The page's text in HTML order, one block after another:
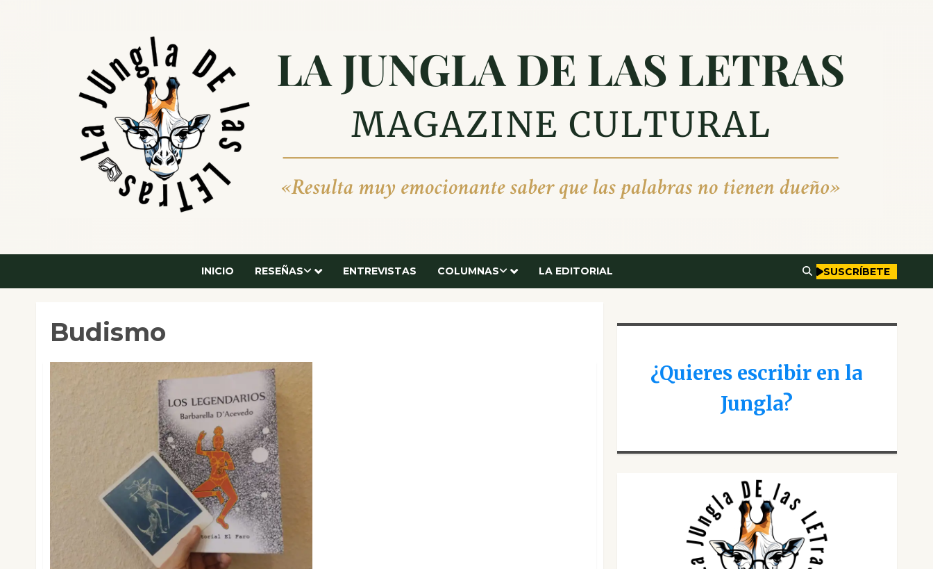
INICIO RESEÑAS ENTREVISTAS COLUMNAS LA EDITORIAL SUSCRÍBETE
Budismo
¿Quieres escribir en la
Jungla?